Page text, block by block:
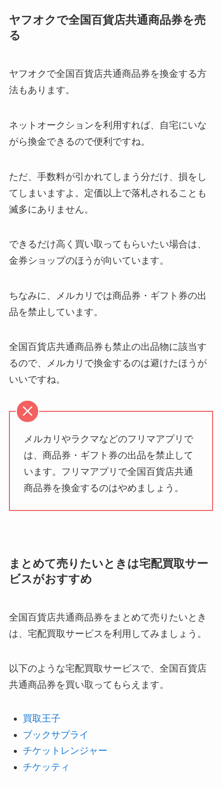
ヤフオクで全国百貨店共通商品券を売
る
ヤフオクで全国百貨店共通商品券を換金する方
法もあります。
ネットオークションを利用すれば、自宅にいな
がら換金できるので便利ですね。
ただ、手数料が引かれてしまう分だけ、損をし
てしまいますよ。定価以上で落札されることも
滅多にありません。
できるだけ高く買い取ってもらいたい場合は、
金券ショップのほうが向いています。
ちなみに、メルカリでは商品券・ギフト券の出
品を禁止しています。
全国百貨店共通商品券も禁止の出品物に該当す
るので、メルカリで換金するのは避けたほうが
いいですね。
メルカリやラクマなどのフリマアプリで
は、商品券・ギフト券の出品を禁止して
います。フリマアプリで全国百貨店共通
商品券を換金するのはやめましょう。
まとめて売りたいときは宅配買取サー
ビスがおすすめ
全国百貨店共通商品券をまとめて売りたいとき
は、宅配買取サービスを利用してみましょう。
以下のような宅配買取サービスで、全国百貨店
共通商品券を買い取ってもらえます。
買取王子
ブックサプライ
チケットレンジャー
チケッティ